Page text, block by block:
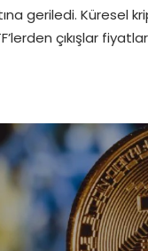
geriledi. Küresel
çıkışlar